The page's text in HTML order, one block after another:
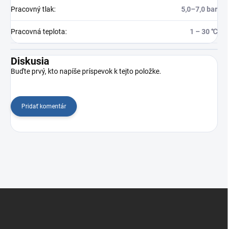
Pracovný tlak: 5,0–7,0 bar
Pracovná teplota: 1 – 30 ℃
Diskusia
Buďte prvý, kto napíše príspevok k tejto položke.
Pridať komentár